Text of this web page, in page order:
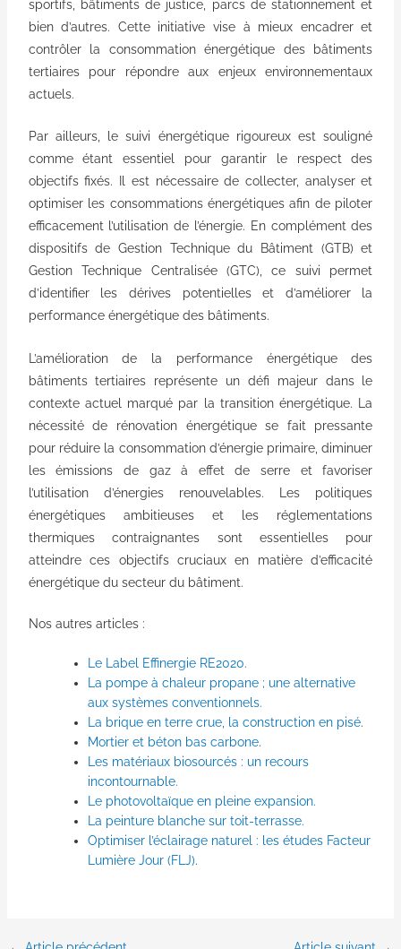
sportifs, bâtiments de justice, parcs de stationnement et
bien d’autres. Cette initiative vise à mieux encadrer et
contrôler la consommation énergétique des bâtiments
tertiaires pour répondre aux enjeux environnementaux
actuels.
Par ailleurs, le suivi énergétique rigoureux est souligné
comme étant essentiel pour garantir le respect des
objectifs fixés. Il est nécessaire de collecter, analyser et
optimiser les consommations énergétiques afin de piloter
efficacement l’utilisation de l’énergie. En complément des
dispositifs de Gestion Technique du Bâtiment (GTB) et
Gestion Technique Centralisée (GTC), ce suivi permet
d’identifier les dérives potentielles et d’améliorer la
performance énergétique des bâtiments.
L’amélioration de la performance énergétique des
bâtiments tertiaires représente un défi majeur dans le
contexte actuel marqué par la transition énergétique. La
nécessité de rénovation énergétique se fait pressante
pour réduire la consommation d’énergie primaire, diminuer
les émissions de gaz à effet de serre et favoriser
l’utilisation d’énergies renouvelables. Les politiques
énergétiques ambitieuses et les réglementations
thermiques contraignantes sont essentielles pour
atteindre ces objectifs cruciaux en matière d’efficacité
énergétique du secteur du bâtiment.
Nos autres articles :
Le Label Effinergie RE2020.
La pompe à chaleur propane ; une alternative
aux systèmes conventionnels.
La brique en terre crue, la construction en pisé.
Mortier et béton bas carbone.
Les matériaux biosourcés : un recours
incontournable.
Le photovoltaïque en pleine expansion.
La peinture blanche sur toit-terrasse.
Optimiser l’éclairage naturel : les études Facteur
Lumière Jour (FLJ).